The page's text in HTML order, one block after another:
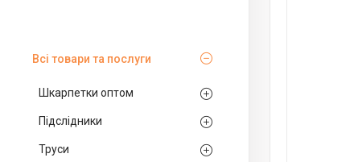
Всі товари та послуги
Шкарпетки оптом
Підслідники
Труси